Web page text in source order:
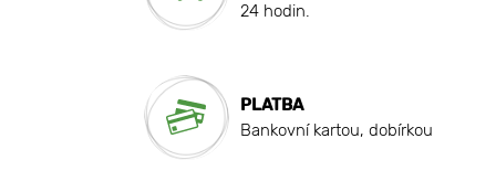
24 hodin.
PLATBA
Bankovní kartou, dobírkou